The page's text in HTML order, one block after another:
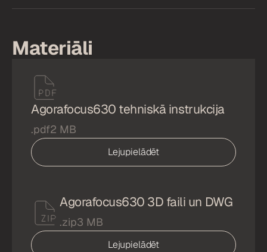
Materiāli
Agorafocus630 tehniskā instrukcija
.pdf2 MB
Lejupielādēt
Agorafocus630 3D faili un DWG
.zip3 MB
Lejupielādēt